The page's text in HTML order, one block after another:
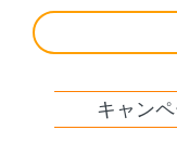
キャン